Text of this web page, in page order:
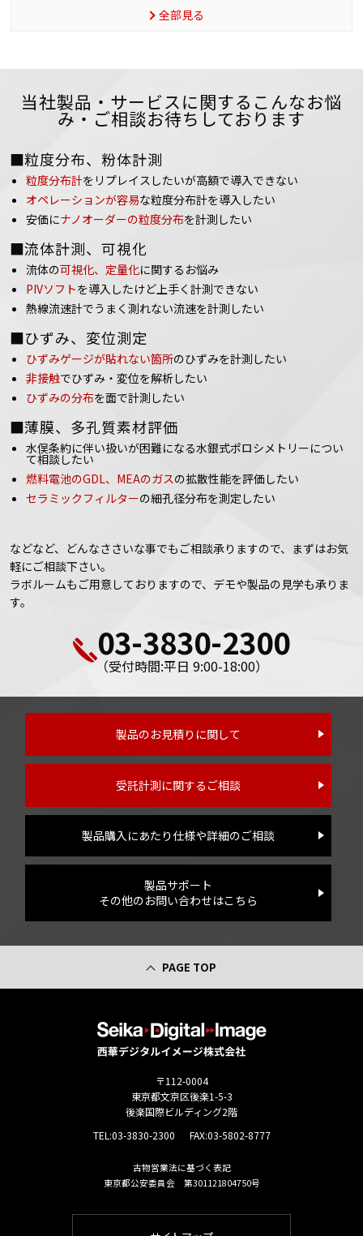
全部見る
当社製品・サービスに関するこんなお悩
み・ご相談お待ちしております
■粒度分布、粉体計測
粒度分布計をリプレイスしたいが高額で導入できない
オペレーションが容易な粒度分布計を導入したい
安価にナノオーダーの粒度分布を計測したい
■流体計測、可視化
流体の可視化、定量化に関するお悩み
PIVソフトを導入したけど上手く計測できない
熱線流速計でうまく測れない流速を計測したい
■ひずみ、変位測定
ひずみゲージが貼れない箇所のひずみを計測したい
非接触でひずみ・変位を解析したい
ひずみの分布を面で計測したい
■薄膜、多孔質素材評価
水俣条約に伴い扱いが困難になる水銀式ポロシメトリーについ
て相談したい
燃料電池のGDL、MEAのガスの拡散性能を評価したい
セラミックフィルターの細孔径分布を測定したい
などなど、どんなささいな事でもご相談承りますので、まずはお気
軽にご相談下さい。
ラボルームもご用意しておりますので、デモや製品の見学も承りま
す。
03-3830-2300
（受付時間:平日 9:00-18:00）
製品のお見積りに関して
受託計測に関するご相談
製品購入にあたり仕様や詳細のご相談
製品サポート
その他のお問い合わせはこちら
PAGE TOP
〒112-0004
東京都文京区後楽1-5-3
後楽国際ビルディング2階
TEL:03-3830-2300 FAX:03-5802-8777
古物営業法に基づく表記
東京都公安委員会 第301121804750号